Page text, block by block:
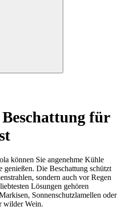
Beschattung für
können Sie angenehme Kühle
genießen. Die Beschattung schützt
sondern auch vor Regen
Lösungen gehören
Sonnenschutzlamellen oder
wilder Wein.